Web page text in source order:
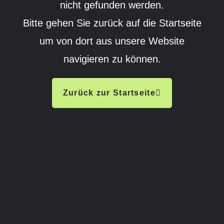
nicht gefunden werden.
Bitte gehen Sie zurück auf die Startseite
um von dort aus unsere Website
navigieren zu können.
Zurück zur Startseite